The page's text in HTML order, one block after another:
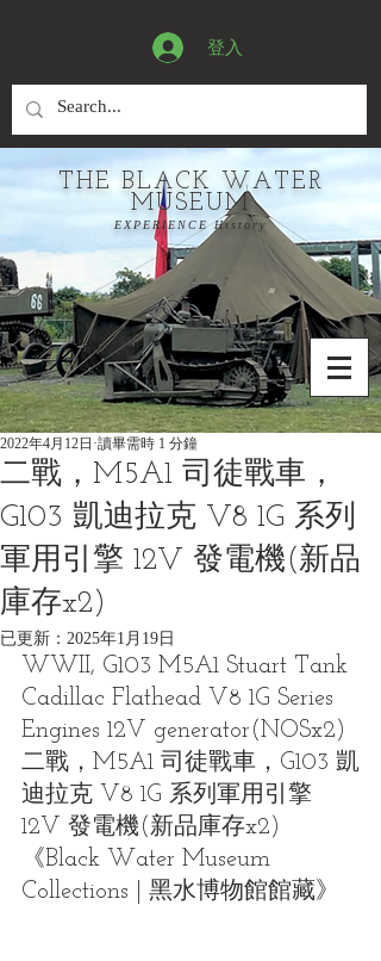
登入
THE BLACK WATER
MUSEUM
EXPERIENCE History
二戰，M5A1 司徒戰車，
G103 凱迪拉克 V8 1G 系列
軍用引擎 12V 發電機(新品
庫存x2)
2022年4月12日 讀畢需時 1 分鐘
已更新： 2025年1月19日
WWII, G103 M5A1 Stuart Tank
Cadillac Flathead V8 1G Series
Engines 12V generator(NOSx2)
二戰，M5A1 司徒戰車，G103 凱
迪拉克 V8 1G 系列軍用引擎
12V 發電機(新品庫存x2)
《Black Water Museum
Collections | 黑水博物館館藏》